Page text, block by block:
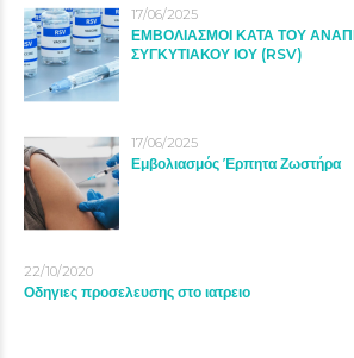
17/06/2025
ΕΜΒΟΛΙΑΣΜΟΙ ΚΑΤΑ ΤΟΥ
ΣΥΓΚΥΤΙΑΚΟΥ ΙΟΥ (RSV)
17/06/2025
Εμβολιασμός Έρπητα Ζωστήρα
22/10/2020
Οδηγιες προσελευσης στο ιατρειο